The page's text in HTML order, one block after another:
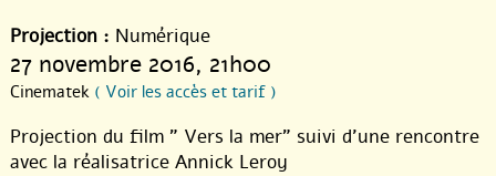
Projection : Numérique
27 novembre 2016, 21h00
Cinematek ( Voir les accès et tarif )
Projection du film " Vers la mer" suivi d’une rencontre
avec la réalisatrice Annick Leroy